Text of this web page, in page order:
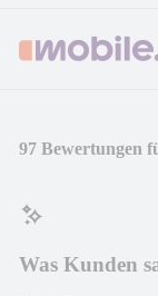
97 Bewertungen
Was Kunden